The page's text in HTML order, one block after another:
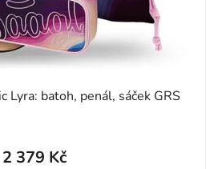
Lyra: batoh, penál, sáček GRS
2 379 Kč